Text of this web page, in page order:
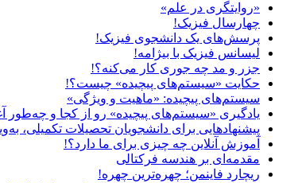
«روایتگری در علم»
چهارسال فیزیک!
پرسش‌های یک دانشجوی فیزیک!
لیسانس فیزیک با بیژامه!
جزر و مد چه جوری کار می‌کنه؟!
حکایت «سیستم‌های پیچیده» چیست؟!
سیستم‌های پیچیده: «ماهیت و ویژگی‌»
یادگیری «سیستم‌های پیچیده» رو از کجا و چه‌طور
پیشنهادهایی برای دانشجویان تحصیلات تکمیلی،
آموزش آنلاین چه چیزی برای ما دارد؟!
مقدمه‌ای بر هندسه فرکتالی
ریچارد فاینمن؛ چهره‌ترین چهره!